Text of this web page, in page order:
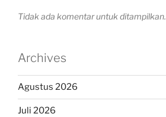
Tidak ada komentar untuk ditampilkan.
Archives
Agustus 2026
Juli 2026